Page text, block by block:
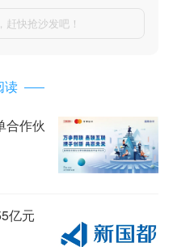
快抢沙发吧！
读
合作伙
亿元